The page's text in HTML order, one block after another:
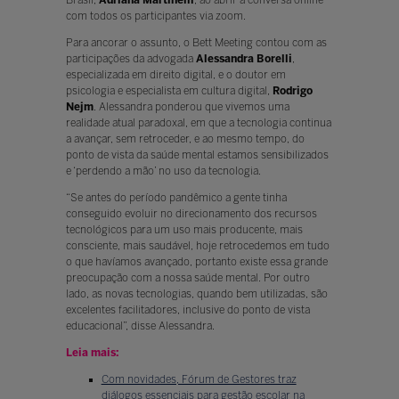
com todos os participantes via zoom.
Para ancorar o assunto, o Bett Meeting contou com as
participações da advogada Alessandra Borelli,
especializada em direito digital, e o doutor em
psicologia e especialista em cultura digital, Rodrigo
Nejm. Alessandra ponderou que vivemos uma
realidade atual paradoxal, em que a tecnologia continua
a avançar, sem retroceder, e ao mesmo tempo, do
ponto de vista da saúde mental estamos sensibilizados
e ‘perdendo a mão’ no uso da tecnologia.
“Se antes do período pandêmico a gente tinha
conseguido evoluir no direcionamento dos recursos
tecnológicos para um uso mais producente, mais
consciente, mais saudável, hoje retrocedemos em tudo
o que havíamos avançado, portanto existe essa grande
preocupação com a nossa saúde mental. Por outro
lado, as novas tecnologias, quando bem utilizadas, são
excelentes facilitadores, inclusive do ponto de vista
educacional”, disse Alessandra.
Leia mais:
Com novidades, Fórum de Gestores traz
diálogos essenciais para gestão escolar na